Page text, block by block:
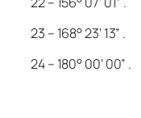
23 – 168° 23’ 13” .
24 – 180° 00’ 00” .